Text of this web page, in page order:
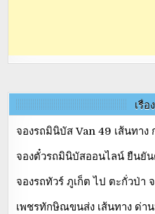
เรื่อ
จองรถมินิบัส Van 49 เส้นทาง
จองตั๋วรถมินิบัสออนไลน์ ยืนยั
จองรถทัวร์ ภูเก็ต ไป ตะกั่วป่า จ
เพชรทักษิณขนส่ง เส้นทาง ด่า